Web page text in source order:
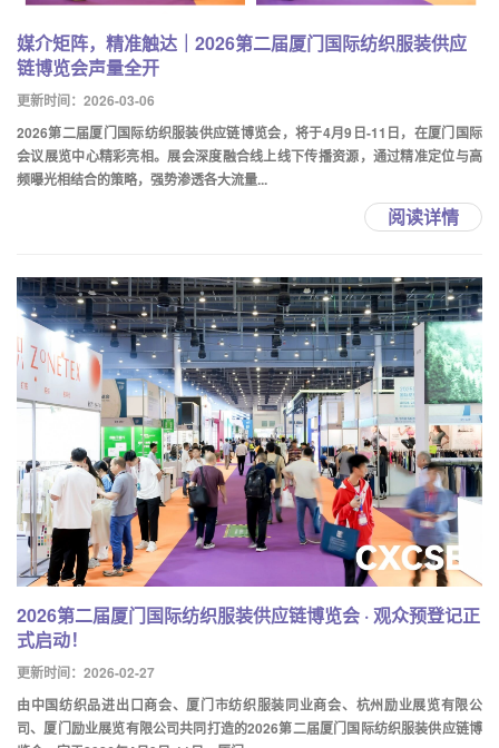
媒介矩阵，精准触达｜2026第二届厦门国际纺织服装供应
链博览会声量全开
更新时间：2026-03-06
2026第二届厦门国际纺织服装供应链博览会，将于4月9日-11日，在厦门国际
会议展览中心精彩亮相。展会深度融合线上线下传播资源，通过精准定位与高
频曝光相结合的策略，强势渗透各大流量...
阅读详情
2026第二届厦门国际纺织服装供应链博览会 · 观众预登记正
式启动！
更新时间：2026-02-27
由中国纺织品进出口商会、厦门市纺织服装同业商会、杭州励业展览有限公
司、厦门励业展览有限公司共同打造的2026第二届厦门国际纺织服装供应链博